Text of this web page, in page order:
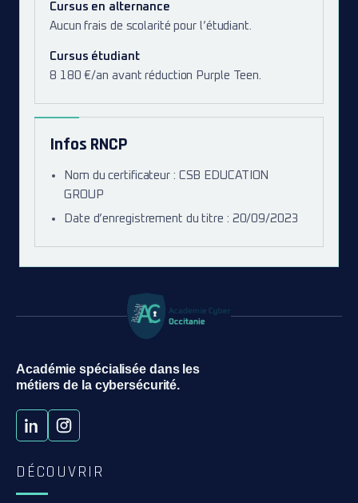
Cursus en alternance
Aucun frais de scolarité pour l’étudiant.
Cursus étudiant
8 180 €/an avant réduction Purple Teen.
Infos RNCP
Nom du certificateur : CSB EDUCATION
GROUP
Date d’enregistrement du titre : 20/09/2023
Académie spécialisée dans les
métiers de la cybersécurité.
DÉCOUVRIR